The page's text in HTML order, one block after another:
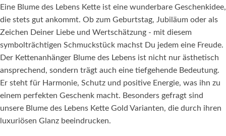
Eine Blume des Lebens Kette ist eine wunderbare Geschenkidee,
die stets gut ankommt. Ob zum Geburtstag, Jubiläum oder als
Zeichen Deiner Liebe und Wertschätzung - mit diesem
symbolträchtigen Schmuckstück machst Du jedem eine Freude.
Der Kettenanhänger Blume des Lebens ist nicht nur ästhetisch
ansprechend, sondern trägt auch eine tiefgehende Bedeutung.
Er steht für Harmonie, Schutz und positive Energie, was ihn zu
einem perfekten Geschenk macht. Besonders gefragt sind
unsere Blume des Lebens Kette Gold Varianten, die durch ihren
luxuriösen Glanz beeindrucken.